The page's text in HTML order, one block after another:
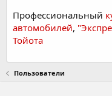
Профессиональный
автомобилей,
Тойота
Пользователи